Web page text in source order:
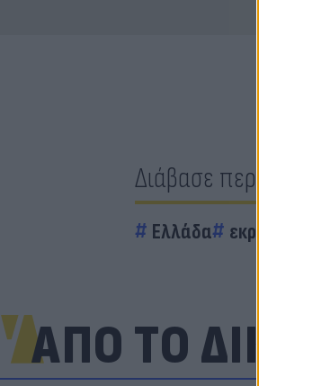
Διάβασε περισσότερα
Ελλάδα εκρήξεις
ΑΠΟ ΤΟ